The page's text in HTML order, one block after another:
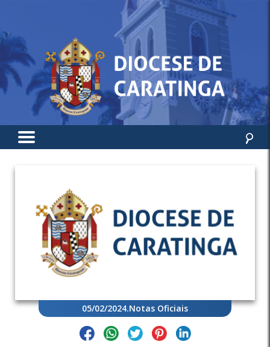
05/02/2024.Notas Oficiais